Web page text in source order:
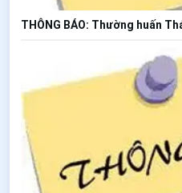
THÔNG BÁO: Thường huấn